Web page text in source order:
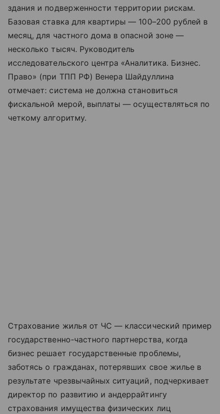
здания и подверженности территории рискам.
Базовая ставка для квартиры — 100–200 рублей в
месяц, для частного дома в опасной зоне —
несколько тысяч. Руководитель
исследовательского центра «Аналитика. Бизнес.
Право» (при ТПП РФ) Венера Шайдуллина
отмечает: система не должна становиться
фискальной мерой, выплаты — осуществляться по
четкому алгоритму.
Страхование жилья от ЧС — классический пример
государственно-частного партнерства, когда
бизнес решает государственные проблемы,
заботясь о гражданах, потерявших свое жилье в
результате чрезвычайных ситуаций, подчеркивает
директор по развитию и андеррайтингу
страхования имущества физических лиц